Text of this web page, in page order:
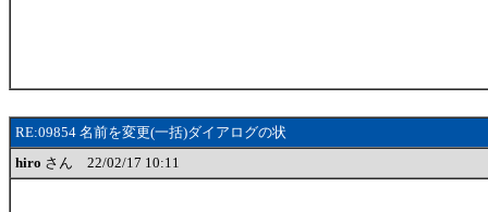
RE:09854 名前を変更(一括)ダイアログの状
hiro さん 22/02/17 10:11